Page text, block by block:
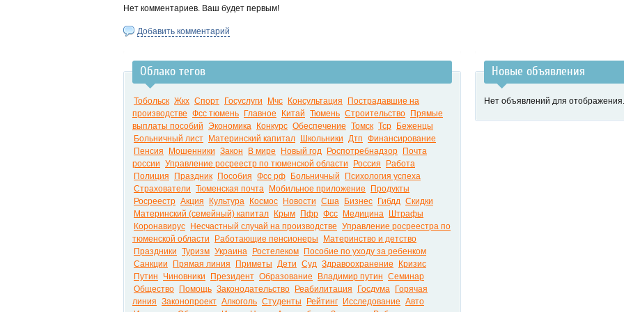
Нет комментариев. Ваш будет первым!
Добавить комментарий
Облако тегов
Тобольск Жкх Спорт Госуслуги Мчс Консультация
Пострадавшие на
производстве Фсс тюмень Главное Китай Тюмень Строительство
Прямые
выплаты пособий Экономика Конкурс Обеспечение Томск Тср
Беженцы
Больничный лист
Материнский капитал Школьники Дтп Финансирование
Пенсия
Мошенники Закон В мире Новый год Роспотребнадзор
Почта
россии Управление росреестр по тюменской области Россия
Работа
Полиция
Праздник Пособия Фсс рф Больничный
Психология успеха
Страхователи Тюменская почта Мобильное приложение
Продукты
Росреестр Акция Культура Космос Новости Сша Бизнес Гибдд Скидки
Материнский (семейный) капитал
Крым Пфр Фсс Медицина
Штрафы
Коронавирус
Несчастный случай на производстве Управление росреестра по
тюменской области
Работающие пенсионеры
Материнство и детство
Праздники Туризм Украина Ростелеком
Пособие по уходу за ребенком
Санкции
Прямая линия Приметы Дети Суд Здравоохранение
Кризис
Путин
Чиновники Президент Образование Владимир путин Семинар
Общество
Помощь Законодательство Реабилитация Госдума
Горячая
линия Законопроект Алкоголь Студенты Рейтинг Исследование Авто
Новые объявления
Нет объявлений для отображения.